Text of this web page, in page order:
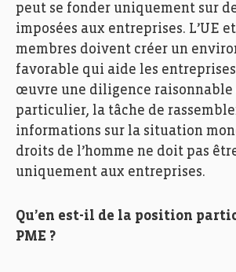
peut se fonder uniquement sur
imposées aux entreprises. L’UE
membres doivent créer un
favorable qui aide les
œuvre une diligence raisonnable
particulier, la tâche de
informations sur la situation
droits de l’homme ne doit pas
uniquement aux entreprises.
Qu’en est-il de la position
PME ?